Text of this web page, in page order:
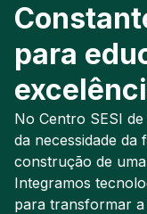
para
No Centro SESI
da necessidade
construção de
Integramos
para transformar